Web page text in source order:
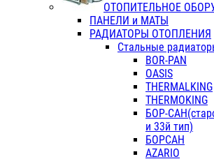
ОТОПИТЕЛЬНОЕ
ПАНЕЛИ и МАТЫ
РАДИАТОРЫ ОТОПЛЕНИЯ
Стальные
BOR-PAN
OASIS
THERMALKING
THERMOKING
БОР-
и 33й тип)
БОРСАН
AZARIO